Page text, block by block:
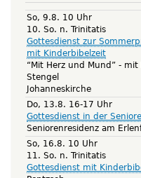
So, 9.8. 10 Uhr
10. So. n. Trinitatis
Gottesdienst zur
mit Kinderbibelzeit
“Mit Herz und Mund” - mit
Stengel
Johanneskirche
Do, 13.8. 16-17 Uhr
Gottesdienst in der
Seniorenresidenz am
So, 16.8. 10 Uhr
11. So. n. Trinitatis
Gottesdienst mit